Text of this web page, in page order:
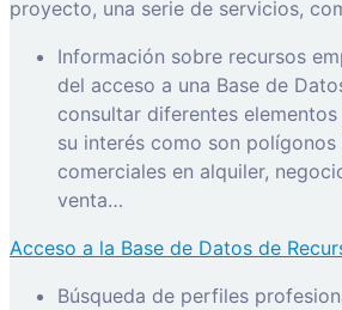
proyecto, una serie de servicios,
Información sobre recursos
del acceso a una Base de
consultar diferentes
su interés como son
comerciales en alquiler,
venta…
Acceso a la Base de Datos de
Búsqueda de perfiles